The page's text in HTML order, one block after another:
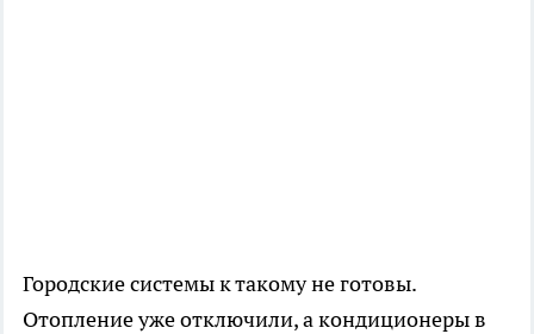
Городские системы к такому не готовы.
Отопление уже отключили, а кондиционеры в